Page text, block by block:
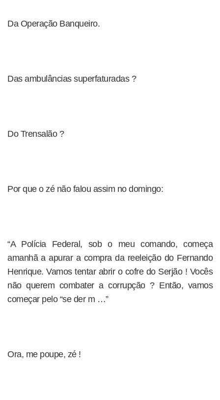
Da Operação Banqueiro.
Das ambulâncias superfaturadas ?
Do Trensalão ?
Por que o zé não falou assim no domingo:
“A Polícia Federal, sob o meu comando, começa
amanhã a apurar a compra da reeleição do Fernando
Henrique. Vamos tentar abrir o cofre do Serjão ! Vocês
não querem combater a corrupção ? Então, vamos
começar pelo “se der m …”
Ora, me poupe, zé !